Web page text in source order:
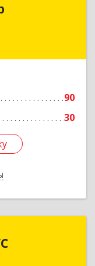
90
30
центр
Подробнее